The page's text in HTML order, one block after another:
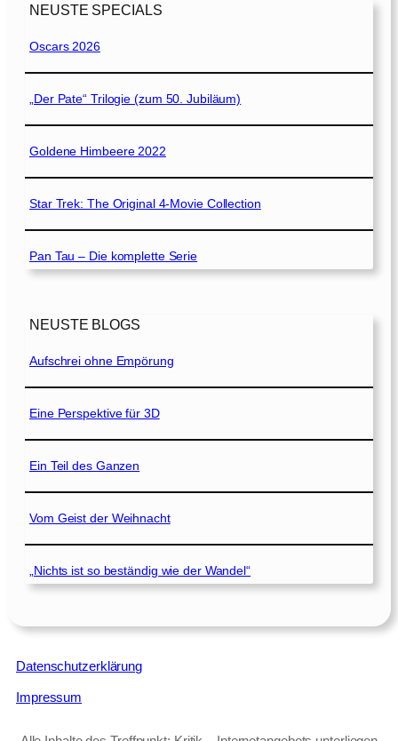
NEUSTE SPECIALS
Oscars 2026
„Der Pate“ Trilogie (zum 50. Jubiläum)
Goldene Himbeere 2022
Star Trek: The Original 4-Movie Collection
Pan Tau – Die komplette Serie
NEUSTE BLOGS
Aufschrei ohne Empörung
Eine Perspektive für 3D
Ein Teil des Ganzen
Vom Geist der Weihnacht
„Nichts ist so beständig wie der Wandel“
Datenschutzerklärung
Impressum